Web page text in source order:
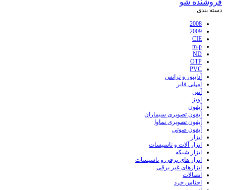
فروشنده شو
دسته بندی
2008
2009
CIE
m-p
ND
OTP
PVC
آداپتور و ترانس
آمپلی فایر
آنتن
آویز
آیفون
آیفون تصویری سیماران
آیفون تصویری نماوا
آیفون صوتی
ابزار
ابزار آلات و تاسیسات
ابزار شبکه
ابزار های برقی و تاسیسات
ابزارهای غیر برقی
اتصالات
اجناس خرد